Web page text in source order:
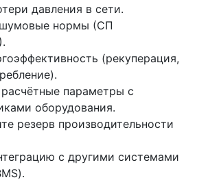
давления в сети.
нормы (СП
(рекуперация,
параметры с
оборудования.
резерв производительности
с другими системами